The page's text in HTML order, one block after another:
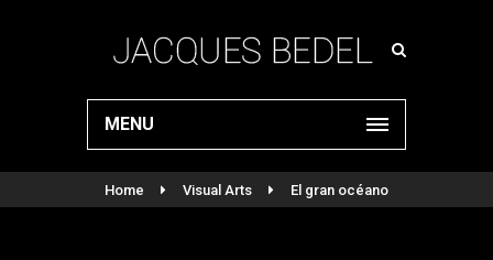
MENU
Home Visual Arts El gran océano